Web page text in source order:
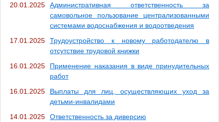
20.01.2025
Административная ответственность за
самовольное пользование централизованными
системами водоснабжения и водоотведения
17.01.2025
Трудоустройство к новому работодателю в
отсутствие трудовой книжки
16.01.2025
Применение наказания в виде принудительных
работ
16.01.2025
Выплаты для лиц, осуществляющих уход за
детьми-инвалидами
14.01.2025
Ответственность за диверсию